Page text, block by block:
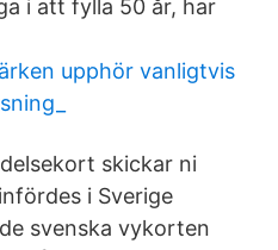
i att fylla 50 år, har
upphör vanligtvis
skickar ni
i Sverige
svenska vykorten